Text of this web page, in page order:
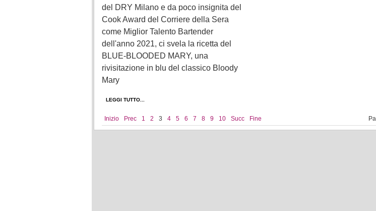
del DRY Milano e da poco insignita del
Cook Award del Corriere della Sera
come Miglior Talento Bartender
dell'anno 2021, ci svela la ricetta del
BLUE-BLOODED MARY, una
rivisitazione in blu del classico Bloody
Mary
LEGGI TUTTO...
Inizio Prec 1 2 3 4 5 6 7 8 9 10 Succ Fine